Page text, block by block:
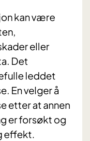
kan være
eller
Det
leddet
En velger å
etter at annen
er forsøkt og
effekt.